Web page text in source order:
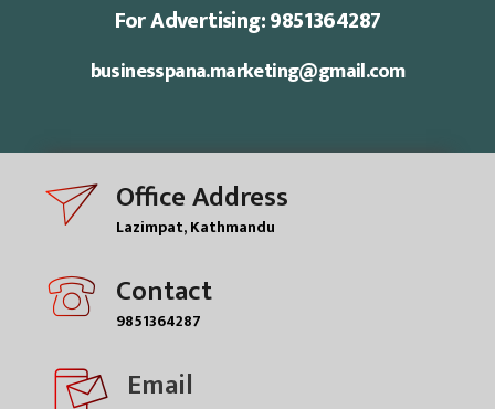
For Advertising: 9851364287
businesspana.marketing@gmail.com
Office Address
Lazimpat, Kathmandu
Contact
9851364287
Email